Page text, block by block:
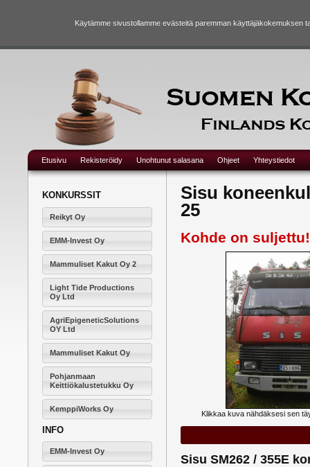
Käytämme sivustollamme evästeitä paremman
Etusivu Rekisteröidy Unohtunut salasana Ohjeet Yhteystiedot
KONKURSSIT
Reikyt Oy
EMM-Invest Oy
Mammuliset Kakut Oy 2
Light Tide Productions
Oy Ltd
AgriEpigeneticSolutions
OY Ltd
Mammuliset Kakut Oy
Pohjanmaan
Keittiökalustetukku Oy
KemppiWorks Oy
INFO
EMM-Invest Oy
Sisu
25
Kohde on suljettu!
Klikkaa kuva nähdäksesi sen
Sisu SM262 / 355E